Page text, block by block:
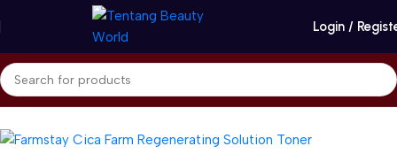
Login /
Beranda Farm stay Toner